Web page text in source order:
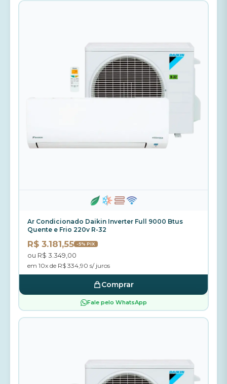
Ar Condicionado Daikin Inverter Full 9000 Btus
Quente e Frio 220v R-32
R$ 3.181,55 -5% PIX
ou R$ 3.349,00
em 10x de R$ 334,90 s/ juros
Comprar
Fale pelo WhatsApp